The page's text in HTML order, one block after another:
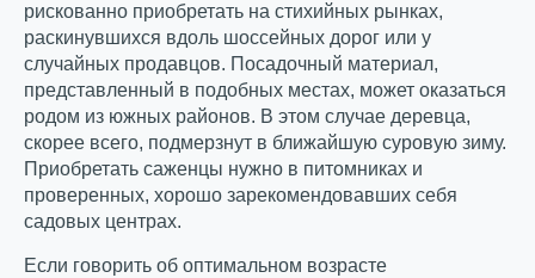
рискованно приобретать на стихийных рынках,
раскинувшихся вдоль шоссейных дорог или у
случайных продавцов. Посадочный материал,
представленный в подобных местах, может оказаться
родом из южных районов. В этом случае деревца,
скорее всего, подмерзнут в ближайшую суровую зиму.
Приобретать саженцы нужно в питомниках и
проверенных, хорошо зарекомендовавших себя
садовых центрах.
Если говорить об оптимальном возрасте